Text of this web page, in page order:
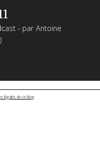
- par Antoine
légales de ce blog